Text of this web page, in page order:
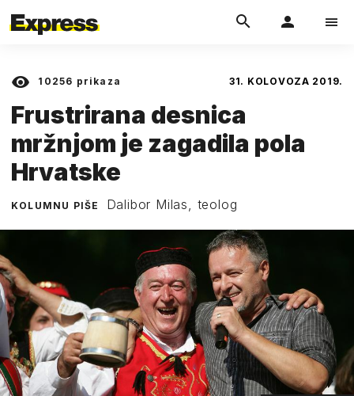
10256 prikaza 31. KOLOVOZA 2019.
Frustrirana desnica
mržnjom je zagadila pola
Hrvatske
KOLUMNU PIŠE Dalibor Milas, teolog